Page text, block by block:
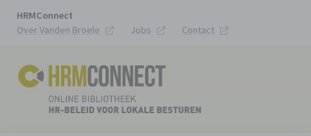
HRMConnect
Over Vanden Broele
Jobs Contact